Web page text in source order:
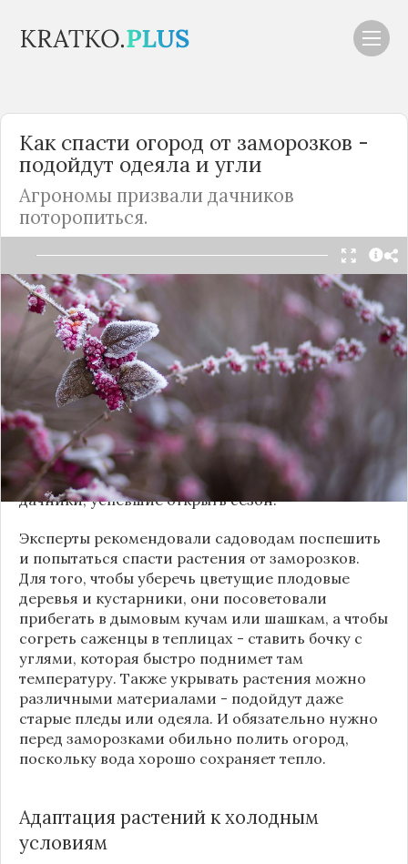
Как спасти огород от заморозков -
подойдут одеяла и угли
Агрономы призвали дачников
поторопиться.
Читать в Telegram
В преддверии вторых майских праздников в
столичном регионе резко похолодало и выпал
снег. Синоптики уже объявили, что 7, 8 и 9 мая
температура вМоскве и области окажется ниже
климатической нормы аж на 10 градусов, ночью
будут заморозки, а днем продолжит идти сне.
Столичные власти уже пообещали вернуть в
дома отопление. Обеспокоены ситуацией и
дачники, успевшие открыть сезон.
Эксперты рекомендовали садоводам поспешить
и попытаться спасти растения от заморозков.
Для того, чтобы уберечь цветущие плодовые
деревья и кустарники, они посоветовали
прибегать в дымовым кучам или шашкам, а чтобы
согреть саженцы в теплицах - ставить бочку с
углями, которая быстро поднимет там
температуру. Также укрывать растения можно
различными материалами - подойдут даже
старые пледы или одеяла. И обязательно нужно
перед заморозками обильно полить огород,
поскольку вода хорошо сохраняет тепло.
Адаптация растений к холодным
условиям